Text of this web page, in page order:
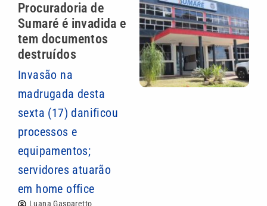
Procuradoria de
Sumaré é invadida e
tem documentos
destruídos
Invasão na
madrugada desta
sexta (17) danificou
processos e
equipamentos;
servidores atuarão
em home office
Luana Gasparetto